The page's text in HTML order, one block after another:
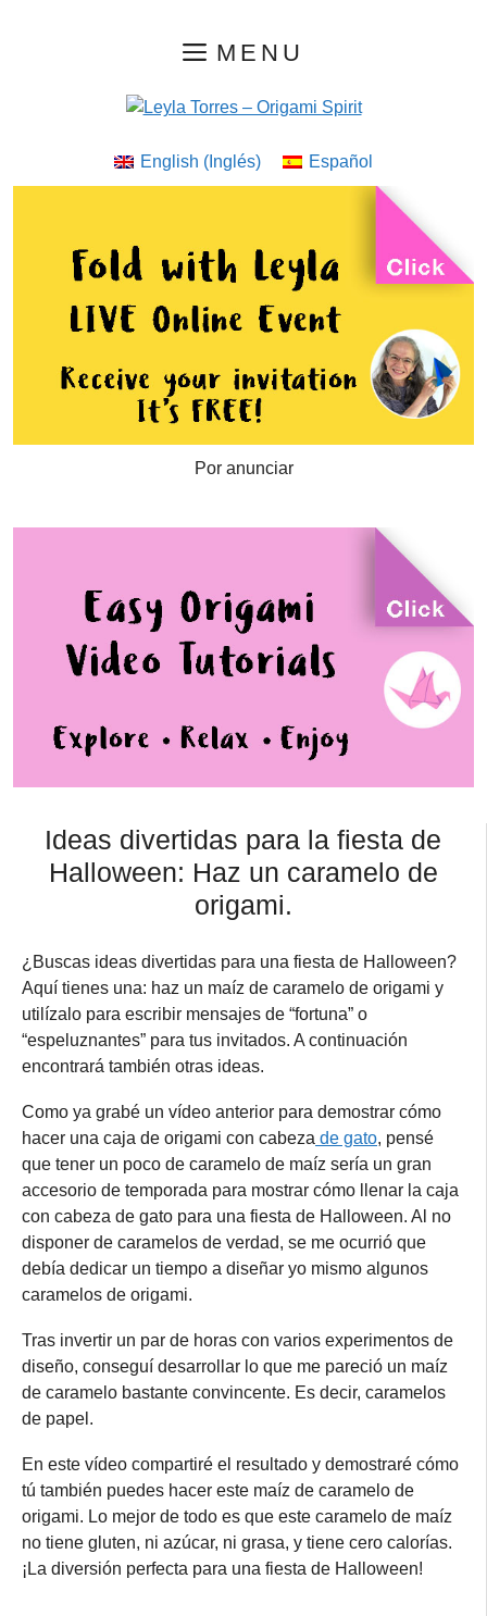
MENU
English ( Inglés) Español
Por anunciar
Ideas divertidas para la fiesta de
Halloween: Haz un caramelo de
origami.
¿Buscas ideas divertidas para una fiesta de Halloween?
Aquí tienes una: haz un maíz de caramelo de origami y
utilízalo para escribir mensajes de “fortuna” o
“espeluznantes” para tus invitados. A continuación
encontrará también otras ideas.
Como ya grabé un vídeo anterior para demostrar cómo
hacer una caja de origami con cabeza de gato, pensé
que tener un poco de caramelo de maíz sería un gran
accesorio de temporada para mostrar cómo llenar la caja
con cabeza de gato para una fiesta de Halloween. Al no
disponer de caramelos de verdad, se me ocurrió que
debía dedicar un tiempo a diseñar yo mismo algunos
caramelos de origami.
Tras invertir un par de horas con varios experimentos de
diseño, conseguí desarrollar lo que me pareció un maíz
de caramelo bastante convincente. Es decir, caramelos
de papel.
En este vídeo compartiré el resultado y demostraré cómo
tú también puedes hacer este maíz de caramelo de
origami. Lo mejor de todo es que este caramelo de maíz
no tiene gluten, ni azúcar, ni grasa, y tiene cero calorías.
¡La diversión perfecta para una fiesta de Halloween!